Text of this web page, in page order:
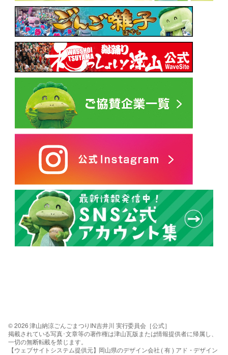
© 2026 津山納涼ごんごまつりIN吉井川 実行委員会［公式］
掲載されている写真･文章等の著作権は津山瓦版または情報提供者に帰属し、
一切の無断転載を禁じます。
【ウェブサイトシステム提供元】岡山県のデザイン会社 ( 有 ) アド・デザイン